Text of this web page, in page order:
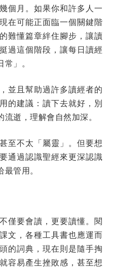
個月。如果你和許多人一
在可能正面臨一個關鍵階
難懂篇章絆住腳步，讓讀
過這個階段，讓每日讀經
」。
並且幫助過許多讀經者的
的建議：讀下去就好，別
逝，理解會自然加深。
至不太「屬靈」。但要想
通過認識聖經來更深認識
管用。
僅要會讀，更要讀懂。閱
文，各種工具書也應運而
的詞典，現在則是隨手掏
容易產生挫敗感，甚至想